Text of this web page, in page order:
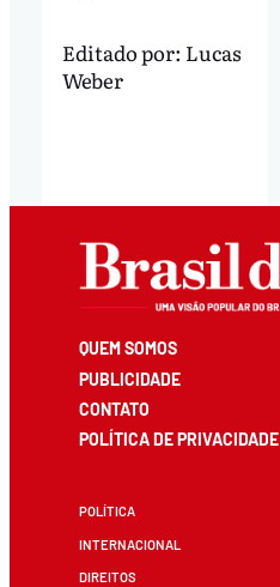
Editado por: Lucas
Weber
QUEM SOMOS
PUBLICIDADE
CONTATO
POLÍTICA DE PRIVACIDADE
POLÍTICA
INTERNACIONAL
DIREITOS